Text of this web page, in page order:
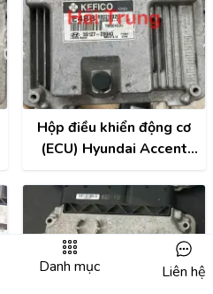
Hộp điều khiển động cơ
(ECU) Hyundai Accent
mã phụ tùng
391272B940
Danh mục Liên hệ